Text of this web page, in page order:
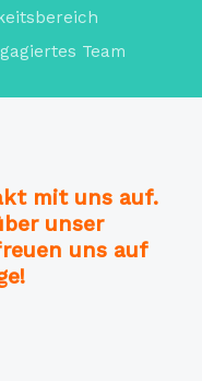
Team
mit uns auf.
unser
uns auf